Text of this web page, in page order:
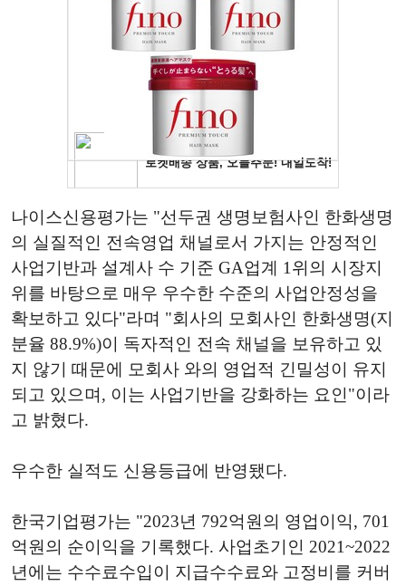
나이스신용평가는 "선두권 생명보험사인 한화생명
의 실질적인 전속영업 채널로서 가지는 안정적인
사업기반과 설계사 수 기준 GA업계 1위의 시장지
위를 바탕으로 매우 우수한 수준의 사업안정성을
확보하고 있다"라며 "회사의 모회사인 한화생명(지
분율 88.9%)이 독자적인 전속 채널을 보유하고 있
지 않기 때문에 모회사 와의 영업적 긴밀성이 유지
되고 있으며, 이는 사업기반을 강화하는 요인"이라
고 밝혔다.
우수한 실적도 신용등급에 반영됐다.
한국기업평가는 "2023년 792억원의 영업이익, 701
억원의 순이익을 기록했다. 사업초기인 2021~2022
년에는 수수료수입이 지급수수료와 고정비를 커버